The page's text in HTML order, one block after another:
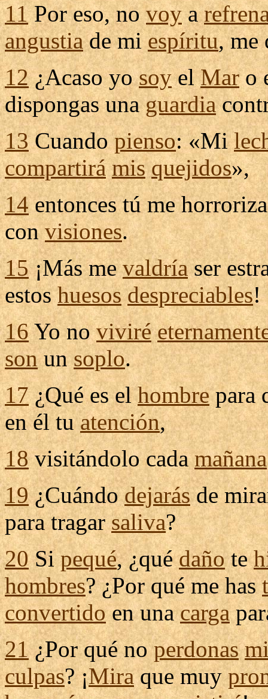
11Por eso, novoya
angustiade miespíritu, me
12¿Acaso yosoyelMaro
dispongasunaguardia
13Cuandopienso: «Mi
compartirá mis quejidos»,
14entonces tú me
convisiones.
15¡Más mevaldríaser
estoshuesos despreciables!
16Yo noviviré
sonunsoplo.
17¿Qué es elhombrepara
en él tuatención,
18 visitándolocadamañana
19¿Cuándodejarásde
paratragar saliva?
20Sipequé, ¿quédañote
hombres? ¿Por qué me has
convertidoen unacarga
21¿Por qué noperdonas
culpas? ¡Miraque muy